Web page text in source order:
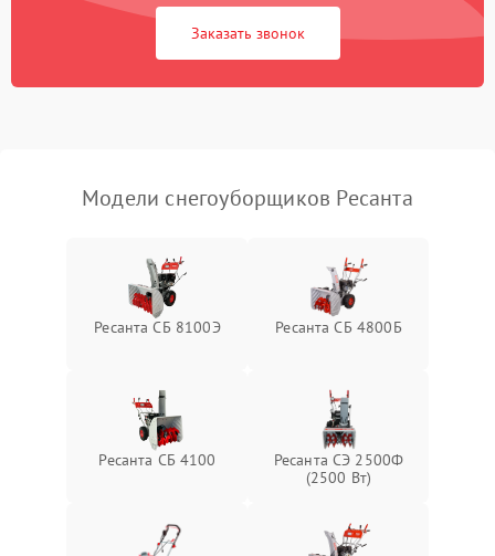
Неисправность системы
Повреждение троса
Подробнее →
Поломка дефлектора
выброса снега
Подробнее →
гидравлики (если есть)
Подробнее →
Заказать звонок
Модели снегоуборщиков Ресанта
Ресанта СБ 8100Э Ресанта СБ 4800Б
Ресанта СБ 4100
Ресанта СЭ 2500Ф
(2500 Вт)